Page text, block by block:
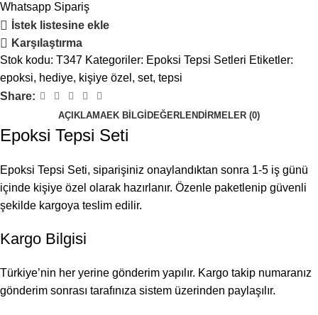
Whatsapp Sipariş
İstek listesine ekle
Karşılaştırma
Stok kodu: T347 Kategoriler: Epoksi Tepsi Setleri Etiketler:
epoksi, hediye, kişiye özel , set, tepsi
Share:
AÇIKLAMAEK BILGI DEĞERLENDIRMELER (0)
Epoksi Tepsi Seti
Epoksi Tepsi Seti, siparişiniz onaylandıktan sonra 1-5 iş günü
içinde kişiye özel olarak hazırlanır. Özenle paketlenip güvenli
şekilde kargoya teslim edilir.
Kargo Bilgisi
Türkiye’nin her yerine gönderim yapılır. Kargo takip numaranız
gönderim sonrası tarafınıza sistem üzerinden paylaşılır.